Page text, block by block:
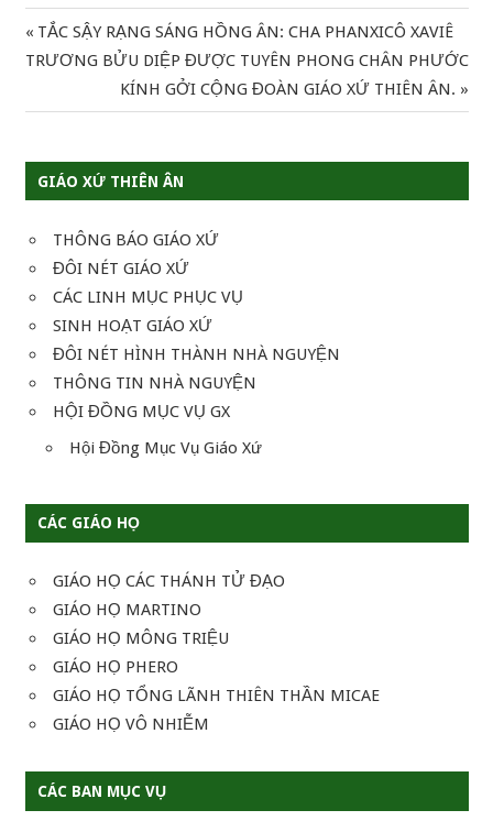
GIÁO XỨ THIÊN ÂN
THÔNG BÁO GIÁO XỨ
ĐÔI NÉT GIÁO XỨ
CÁC LINH MỤC PHỤC VỤ
SINH HOẠT GIÁO XỨ
ĐÔI NÉT HÌNH THÀNH NHÀ NGUYỆN
THÔNG TIN NHÀ NGUYỆN
HỘI ĐỒNG MỤC VỤ GX
Hội Đồng Mục Vụ Giáo Xứ
CÁC GIÁO HỌ
GIÁO HỌ CÁC THÁNH TỬ ĐẠO
GIÁO HỌ MARTINO
GIÁO HỌ MÔNG TRIỆU
GIÁO HỌ PHERO
GIÁO HỌ TỔNG LÃNH THIÊN THẦN MICAE
GIÁO HỌ VÔ NHIỄM
CÁC BAN MỤC VỤ
Điều
viết
Previous
Post:
TẮC SẬY RẠNG SÁNG HỒNG ÂN: CHA PHANXICÔ XAVIÊ
TRƯƠNG BỬU DIỆP ĐƯỢC TUYÊN PHONG CHÂN PHƯỚC
Next
Post:
KÍNH GỞI CỘNG ĐOÀN GIÁO XỨ THIÊN ÂN.